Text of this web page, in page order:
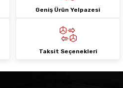
Geniş Ürün Yelpazesi
Taksit Seçenekleri